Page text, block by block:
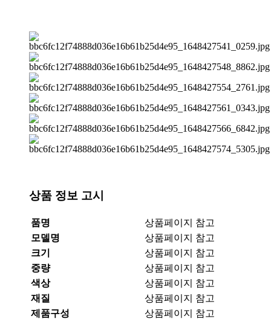
상품 정보 고시
품명
상품페이지 참고
모델명
상품페이지 참고
크기
상품페이지 참고
중량
상품페이지 참고
색상
상품페이지 참고
재질
상품페이지 참고
제품구성
상품페이지 참고